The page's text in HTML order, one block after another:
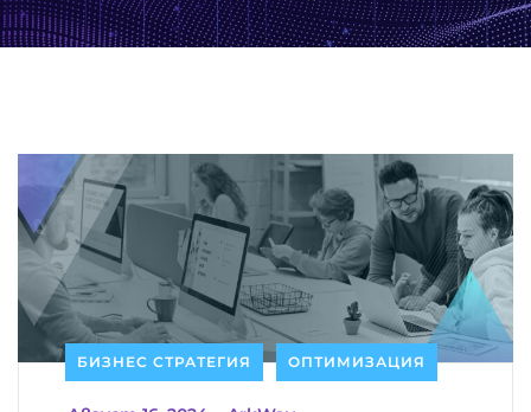
БИЗНЕС СТРАТЕГИЯ ОПТИМИЗАЦИЯ